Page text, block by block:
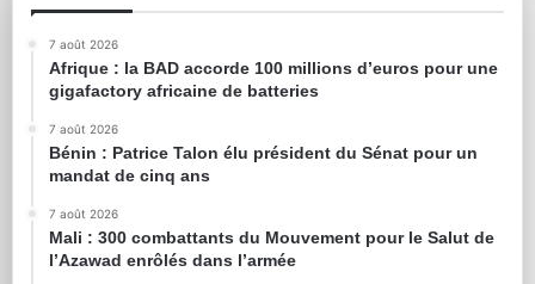
7 août 2026
Afrique : la BAD accorde 100 millions d’euros pour une
gigafactory africaine de batteries
7 août 2026
Bénin : Patrice Talon élu président du Sénat pour un
mandat de cinq ans
7 août 2026
Mali : 300 combattants du Mouvement pour le Salut de
l’Azawad enrôlés dans l’armée